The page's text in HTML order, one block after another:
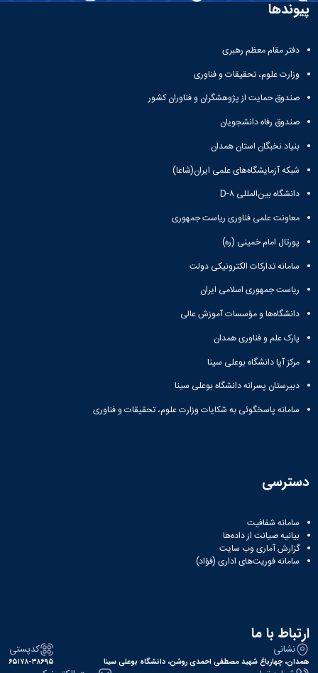
پیوندها
دفتر مقام معظم رهبری
وزارت علوم، تحقیقات و فناوری
صندوق حمایت از پژوهشگران و فناوران کشور
صندوق رفاه دانشجویان
بنیاد نخبگان استان همدان
شبکه آزمایشگاه‌های علمی ایران(شاعا)
دانشگاه بین‌المللی D-۸
معاونت علمی فناوری ریاست جمهوری
پورتال امام خمینی (ره)
سامانه تدارکات الکترونیکی دولت
ریاست جمهوری اسلامی ایران
دانشگاه‌ها و مؤسسات آموزش عالی
پارک علم و فناوری همدان
مرکز آپا دانشگاه بوعلی سینا
دبیرستان پسرانه دانشگاه بوعلی سینا
سامانه پاسخگوئی به شکایات وزارت علوم، تحقیقات و فناوری
دسترسی
سامانه شفافیت
بیانیه صیانت از داده‌ها
گزارش آماری وب‌ سایت
سامانه فوریت‌های اداری (فؤاد)
ارتباط با ما
نشانی
همدان، چهارباغ شهید مصطفی احمدی روشن، دانشگاه بوعلی سینا
کدپستی
۶۵۱۷۸-۳۸۶۹۵